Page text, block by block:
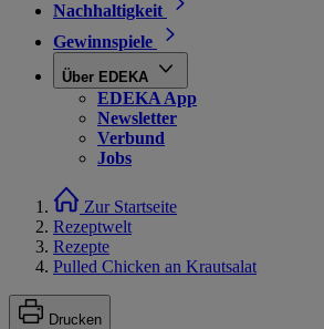
Nachhaltigkeit
Gewinnspiele
Über EDEKA
EDEKA App
Newsletter
Verbund
Jobs
Zur Startseite
Rezeptwelt
Rezepte
Pulled Chicken an Krautsalat
Drucken